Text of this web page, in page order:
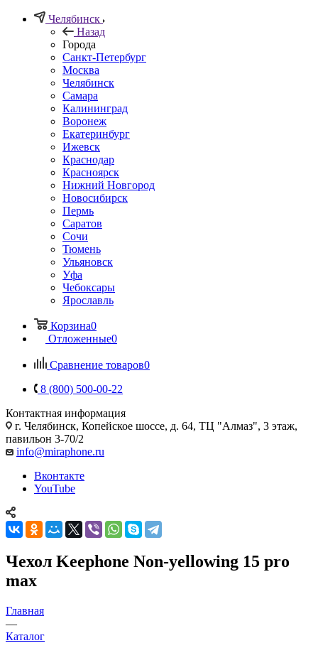
Челябинск
Назад
Города
Санкт-Петербург
Москва
Челябинск
Самара
Калининград
Воронеж
Екатеринбург
Ижевск
Краснодар
Красноярск
Нижний Новгород
Новосибирск
Пермь
Саратов
Сочи
Тюмень
Ульяновск
Уфа
Чебоксары
Ярославль
Корзина0
Отложенные0
Сравнение товаров0
8 (800) 500-00-22
Контактная информация
г. Челябинск, Копейское шоссе, д. 64, ТЦ "Алмаз", 3 этаж,
павильон 3-70/2
info@miraphone.ru
Вконтакте
YouTube
Чехол Keephone Non-yellowing 15 pro
max
Главная
—
Каталог